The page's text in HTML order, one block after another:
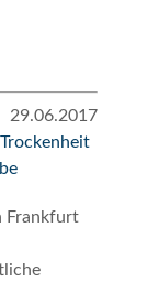
29.06.2017
Frankfurt